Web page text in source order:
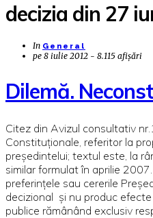
decizia din 27
In General
pe 8 iulie 2012 - 8.115 afișări
Dilemă.
Citez din Avizul consultativ
Constituționale, referitor la
președintelui; textul este, la
similar formulat în aprilie 2007.
preferinţele sau cererile
decizional şi nu produc
publice rămânând exclusiv